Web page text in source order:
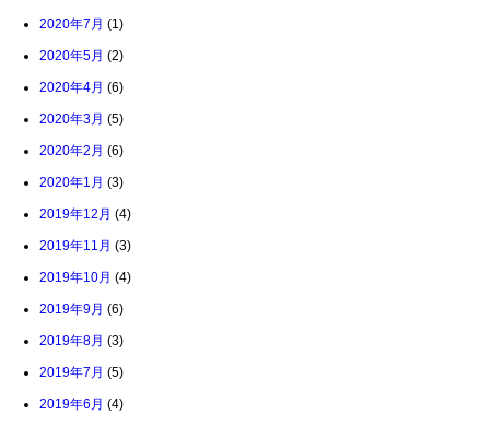
2020年7月 (1)
2020年5月 (2)
2020年4月 (6)
2020年3月 (5)
2020年2月 (6)
2020年1月 (3)
2019年12月 (4)
2019年11月 (3)
2019年10月 (4)
2019年9月 (6)
2019年8月 (3)
2019年7月 (5)
2019年6月 (4)